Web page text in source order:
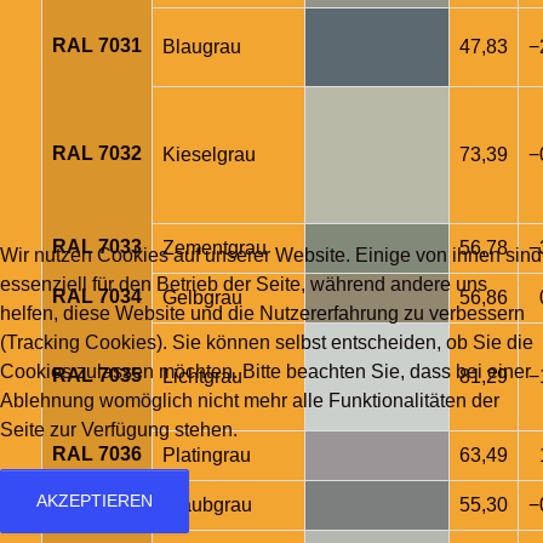
RAL 7031 Blaugrau 47,83
RAL 7032 Kieselgrau 73,39
RAL 7033 Zementgrau 56,78
RAL 7034 Gelbgrau 56,86
RAL 7035 Lichtgrau 81,29
RAL 7036 Platingrau 63,49
RAL 7037 Staubgrau 55,30
Wir nutzen Cookies auf unserer Website. Einige von ihnen sind
essenziell für den Betrieb der Seite, während andere uns
helfen, diese Website und die Nutzererfahrung zu verbessern
(Tracking Cookies). Sie können selbst entscheiden, ob Sie die
Cookies zulassen möchten. Bitte beachten Sie, dass bei einer
Ablehnung womöglich nicht mehr alle Funktionalitäten der
Seite zur Verfügung stehen.
AKZEPTIEREN